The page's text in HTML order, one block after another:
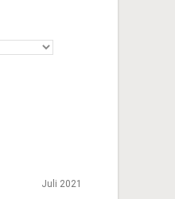
Juli 2021